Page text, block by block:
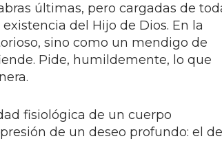
últimas, pero cargadas de
del Hijo de Dios. En la
sino como un mendigo de
Pide, humildemente, lo que
fisiológica de un cuerpo
de un deseo profundo: el de